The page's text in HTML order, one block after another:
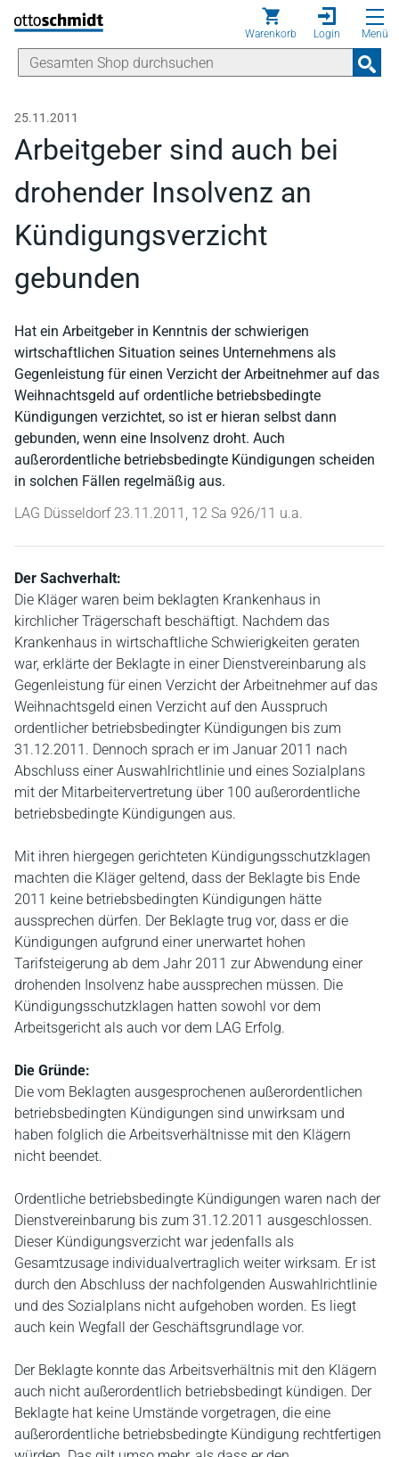
Direkt zum Inhalt
Warenkorb Login Menü
25.11.2011
Arbeitgeber sind auch bei
drohender Insolvenz an
Kündigungsverzicht
gebunden
Hat ein Arbeitgeber in Kenntnis der schwierigen
wirtschaftlichen Situation seines Unternehmens als
Gegenleistung für einen Verzicht der Arbeitnehmer auf das
Weihnachtsgeld auf ordentliche betriebsbedingte
Kündigungen verzichtet, so ist er hieran selbst dann
gebunden, wenn eine Insolvenz droht. Auch
außerordentliche betriebsbedingte Kündigungen scheiden
in solchen Fällen regelmäßig aus.
LAG Düsseldorf 23.11.2011, 12 Sa 926/11 u.a.
Der Sachverhalt:
Die Kläger waren beim beklagten Krankenhaus in
kirchlicher Trägerschaft beschäftigt. Nachdem das
Krankenhaus in wirtschaftliche Schwierigkeiten geraten
war, erklärte der Beklagte in einer Dienstvereinbarung als
Gegenleistung für einen Verzicht der Arbeitnehmer auf das
Weihnachtsgeld einen Verzicht auf den Ausspruch
ordentlicher betriebsbedingter Kündigungen bis zum
31.12.2011. Dennoch sprach er im Januar 2011 nach
Abschluss einer Auswahlrichtlinie und eines Sozialplans
mit der Mitarbeitervertretung über 100 außerordentliche
betriebsbedingte Kündigungen aus.
Mit ihren hiergegen gerichteten Kündigungsschutzklagen
machten die Kläger geltend, dass der Beklagte bis Ende
2011 keine betriebsbedingten Kündigungen hätte
aussprechen dürfen. Der Beklagte trug vor, dass er die
Kündigungen aufgrund einer unerwartet hohen
Tarifsteigerung ab dem Jahr 2011 zur Abwendung einer
drohenden Insolvenz habe aussprechen müssen. Die
Kündigungsschutzklagen hatten sowohl vor dem
Arbeitsgericht als auch vor dem LAG Erfolg.
Die Gründe:
Die vom Beklagten ausgesprochenen außerordentlichen
betriebsbedingten Kündigungen sind unwirksam und
haben folglich die Arbeitsverhältnisse mit den Klägern
nicht beendet.
Ordentliche betriebsbedingte Kündigungen waren nach der
Dienstvereinbarung bis zum 31.12.2011 ausgeschlossen.
Dieser Kündigungsverzicht war jedenfalls als
Gesamtzusage individualvertraglich weiter wirksam. Er ist
durch den Abschluss der nachfolgenden Auswahlrichtlinie
und des Sozialplans nicht aufgehoben worden. Es liegt
auch kein Wegfall der Geschäftsgrundlage vor.
Der Beklagte konnte das Arbeitsverhältnis mit den Klägern
auch nicht außerordentlich betriebsbedingt kündigen. Der
Beklagte hat keine Umstände vorgetragen, die eine
außerordentliche betriebsbedingte Kündigung rechtfertigen